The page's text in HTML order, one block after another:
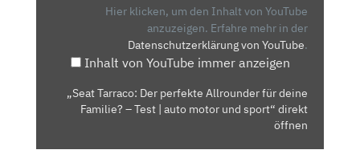
ALLROUNDER
FAMILIE?
Hier klicken, um den Inhalt von YouTube
anzuzeigen. Erfahre mehr in der
Datenschutzerklärung von YouTube.
Inhalt von YouTube immer anzeigen
„Seat Tarraco: Der perfekte Allrounder für deine
Familie? – Test | auto motor und sport“ direkt
öffnen